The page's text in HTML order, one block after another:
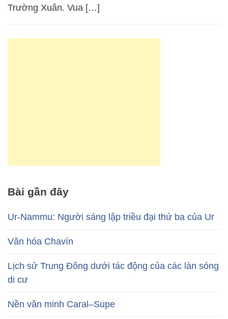
Trường Xuân. Vua […]
Bài gần đây
Ur-Nammu: Người sáng lập triều đại thứ ba của Ur
Văn hóa Chavín
Lịch sử Trung Đông dưới tác động của các làn sóng
di cư
Nền văn minh Caral–Supe